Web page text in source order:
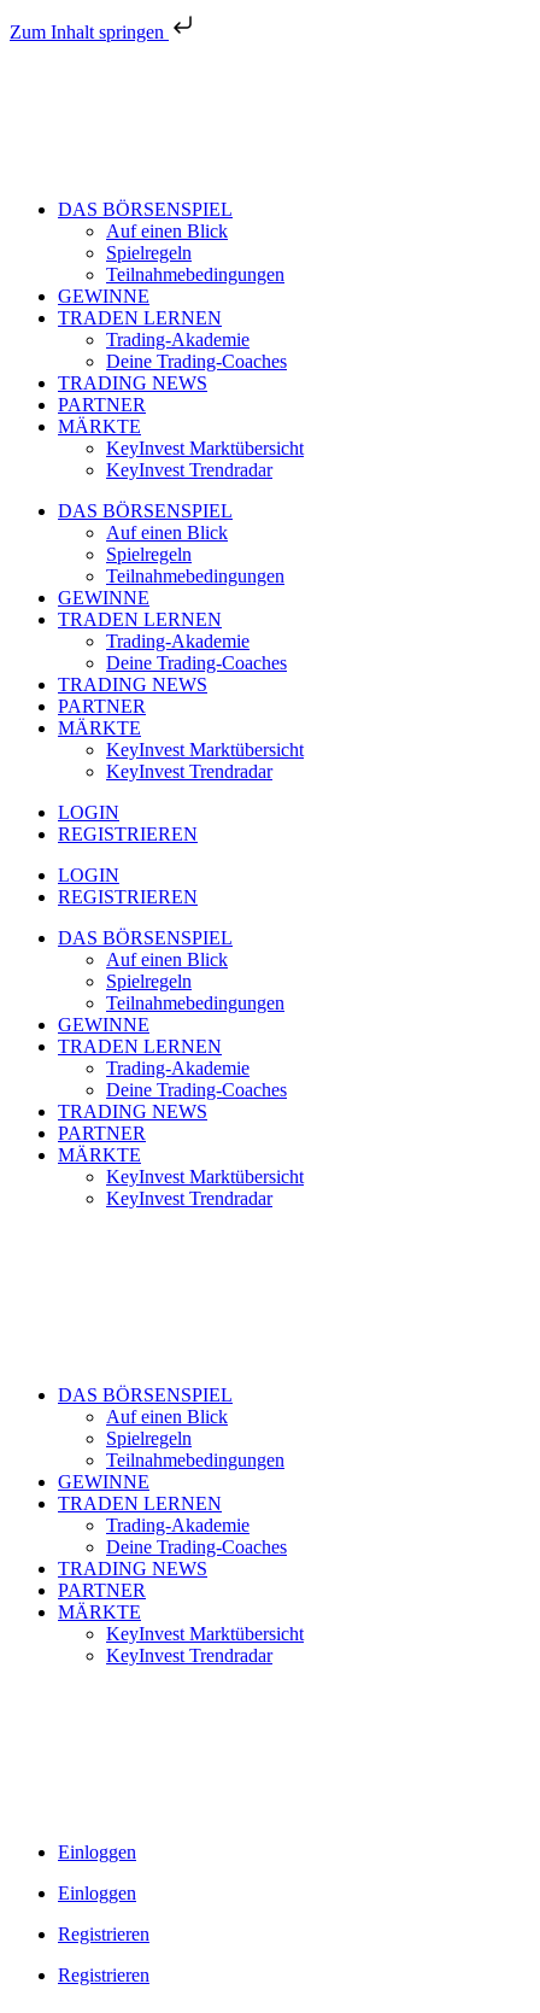
Zum Inhalt springen
DAS BÖRSENSPIEL
Auf einen Blick
Spielregeln
Teilnahmebedingungen
GEWINNE
TRADEN LERNEN
Trading-Akademie
Deine Trading-Coaches
TRADING NEWS
PARTNER
MÄRKTE
KeyInvest Marktübersicht
KeyInvest Trendradar
DAS BÖRSENSPIEL
Auf einen Blick
Spielregeln
Teilnahmebedingungen
GEWINNE
TRADEN LERNEN
Trading-Akademie
Deine Trading-Coaches
TRADING NEWS
PARTNER
MÄRKTE
KeyInvest Marktübersicht
KeyInvest Trendradar
LOGIN
REGISTRIEREN
LOGIN
REGISTRIEREN
DAS BÖRSENSPIEL
Auf einen Blick
Spielregeln
Teilnahmebedingungen
GEWINNE
TRADEN LERNEN
Trading-Akademie
Deine Trading-Coaches
TRADING NEWS
PARTNER
MÄRKTE
KeyInvest Marktübersicht
KeyInvest Trendradar
DAS BÖRSENSPIEL
Auf einen Blick
Spielregeln
Teilnahmebedingungen
GEWINNE
TRADEN LERNEN
Trading-Akademie
Deine Trading-Coaches
TRADING NEWS
PARTNER
MÄRKTE
KeyInvest Marktübersicht
KeyInvest Trendradar
Einloggen
Einloggen
Registrieren
Registrieren